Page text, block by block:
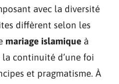
avec la diversité
diffèrent selon les
mariage islamique à
la continuité d’une foi
et pragmatisme. À